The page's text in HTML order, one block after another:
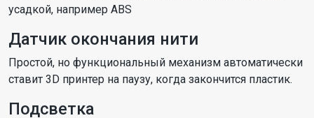
усадкой, например ABS
Датчик окончания нити
Простой, но функциональный механизм автоматически
ставит 3D принтер на паузу, когда закончится пластик.
Подсветка